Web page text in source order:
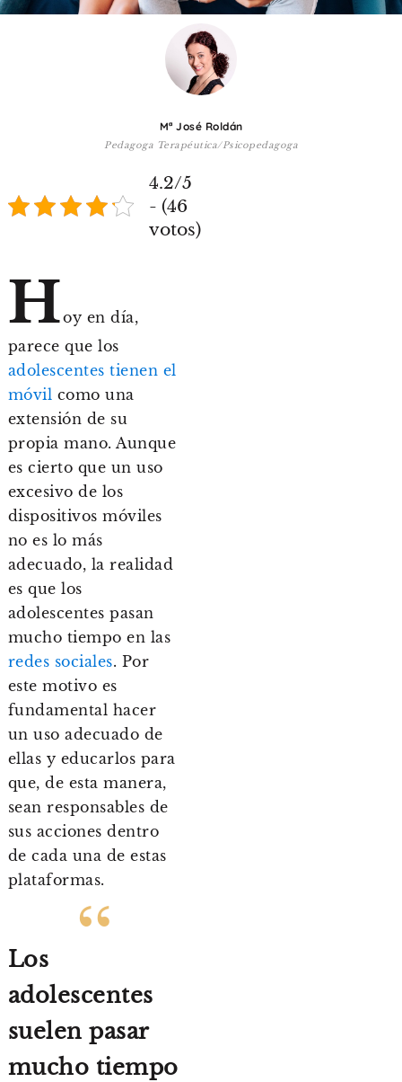
Mª José Roldán
Pedagoga Terapéutica/Psicopedagoga
4.2/5
- (46
votos)
Hoy en día,
parece que los
adolescentes tienen el
móvil como una
extensión de su
propia mano. Aunque
es cierto que un uso
excesivo de los
dispositivos móviles
no es lo más
adecuado, la realidad
es que los
adolescentes pasan
mucho tiempo en las
redes sociales. Por
este motivo es
fundamental hacer
un uso adecuado de
ellas y educarlos para
que, de esta manera,
sean responsables de
sus acciones dentro
de cada una de estas
plataformas.
Los
adolescentes
suelen pasar
mucho tiempo
De 8 a 12 años
+ de 13 años
TIPO DE CONTENIDO
Artículos
Familytips